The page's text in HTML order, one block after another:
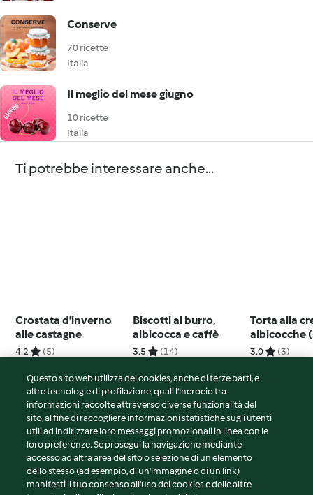
Conserve
70 ricette
Italia
Il meglio del mese giugno
10 ricette
Italia
Ti potrebbe interessare anche...
Crostata d'inverno
alle castagne
4.2 (5)
Biscotti al burro,
albicocca e caffè
3.5 (14)
Torta alla
albicocche
glutine)
3.0 (3)
© Copyright 2026
Termini del servizio
Informativa sulla privacy
Avvertenze generali
Questo sito web utilizza dei cookies, anche di terze parti, e
altre tecnologie di profilazione, quali l’incrocio tra
informazioni raccolte attraverso diverse funzionalità del
sito, al fine di raccogliere informazioni statistiche sugli utenti
utili ad indirizzare loro messaggi promozionali in linea con le
loro preferenze. Se prosegui la navigazione mediante
accesso ad altra area del sito o selezione di un elemento
dello stesso (ad esempio, di un'immagine o di un link)
manifesti il tuo consenso all'uso dei cookies e delle altre